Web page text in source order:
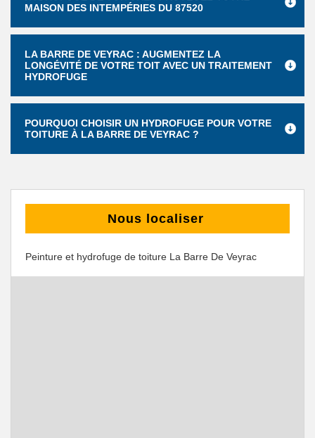
MAISON DES INTEMPÉRIES DU 87520
LA BARRE DE VEYRAC : AUGMENTEZ LA
LONGÉVITÉ DE VOTRE TOIT AVEC UN TRAITEMENT
HYDROFUGE
POURQUOI CHOISIR UN HYDROFUGE POUR VOTRE
TOITURE À LA BARRE DE VEYRAC ?
Nous localiser
Peinture et hydrofuge de toiture La Barre De Veyrac